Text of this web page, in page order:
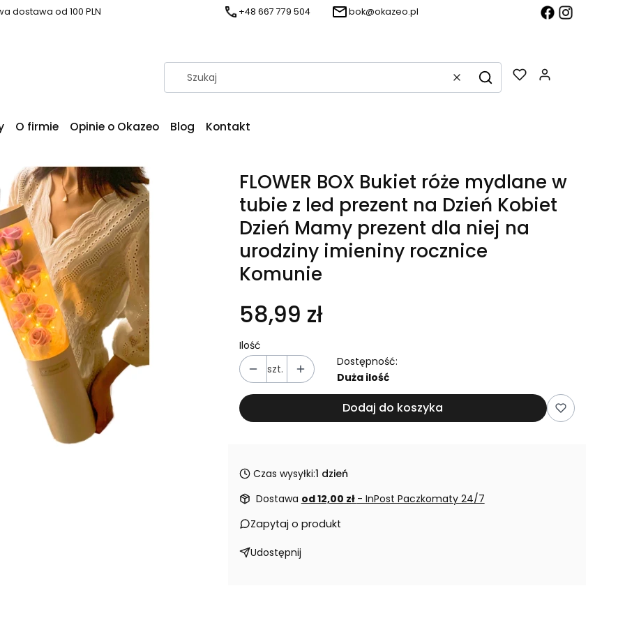
dostawa od 100 PLN +48 667 779 504 bok@okazeo.pl
WyczyśćSzukaj
O firmie Opinie o Okazeo Blog Kontakt
FLOWER BOX Bukiet róże mydlane w
tubie z led prezent na Dzień Kobiet
Dzień Mamy prezent dla niej na
urodziny imieniny rocznice
Komunie
58,99 zł
Ilość
szt.
Dostępność:
Duża ilość
Dodaj do koszyka
Czas wysyłki:1 dzień
Dostawa od 12,00 zł - InPost Paczkomaty 24/7
Zapytaj o produkt
Udostępnij